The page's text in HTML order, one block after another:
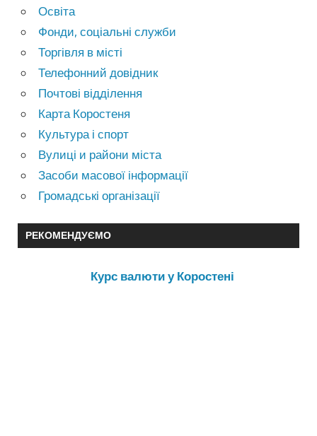
Освіта
Фонди, соціальні служби
Торгівля в місті
Телефонний довідник
Почтові відділення
Карта Коростеня
Культура і спорт
Вулиці и райони міста
Засоби масової інформації
Громадські організації
РЕКОМЕНДУЄМО
Курс валюти у Коростені